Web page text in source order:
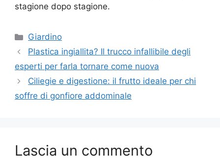
stagione dopo stagione.
Categorie
Giardino
Plastica ingiallita? Il trucco infallibile degli
esperti per farla tornare come nuova
Ciliegie e digestione: il frutto ideale per chi
soffre di gonfiore addominale
Lascia un commento